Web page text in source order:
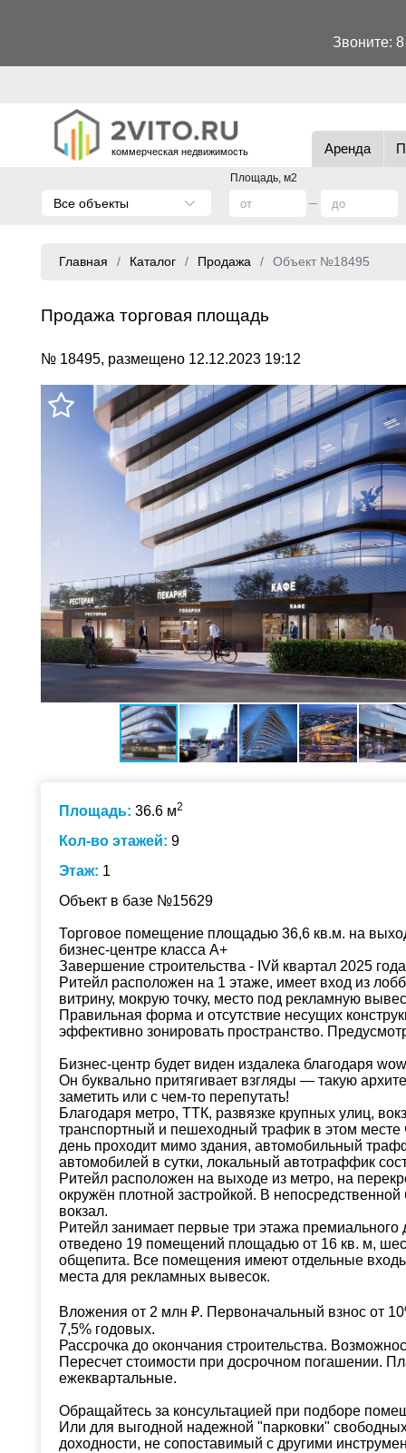
Звоните:
коммерческая недвижимость Аренда
Площадь, м2
Все объекты
Главная Каталог Продажа Объект №18495
Продажа торговая площадь
№ 18495, размещено 12.12.2023 19:12
Площадь: 36.6 м2
Кол-во этажей: 9
Этаж: 1
Объект в базе №15629
Торговое помещение площадью 36,6 кв.м. на
бизнес-центре класса А+
Завершение строительства - IVй квартал 2025
Ритейл расположен на 1 этаже, имеет вход из
витрину, мокрую точку, место под рекламную
Правильная форма и отсутствие несущих
эффективно зонировать пространство.
Бизнес-центр будет виден издалека благодаря
Он буквально притягивает взгляды — такую
заметить или с чем-то перепутать!
Благодаря метро, ТТК, развязке крупных улиц,
транспортный и пешеходный трафик в этом месте
день проходит мимо здания, автомобильный
автомобилей в сутки, локальный автотраффик
Ритейл расположен на выходе из метро, на
окружён плотной застройкой. В
вокзал.
Ритейл занимает первые три этажа премиального
отведено 19 помещений площадью от 16 кв. м,
общепита. Все помещения имеют отдельные
места для рекламных вывесок.
Вложения от 2 млн ₽. Первоначальный взнос от
7,5% годовых.
Рассрочка до окончания строительства.
Пересчет стоимости при досрочном погашении.
ежеквартальные.
Обращайтесь за консультацией при подборе
Или для выгодной надежной "парковки"
доходности, не сопоставимый с другими